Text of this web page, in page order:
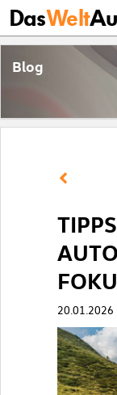
DasWelt
Blog
20.01.2026